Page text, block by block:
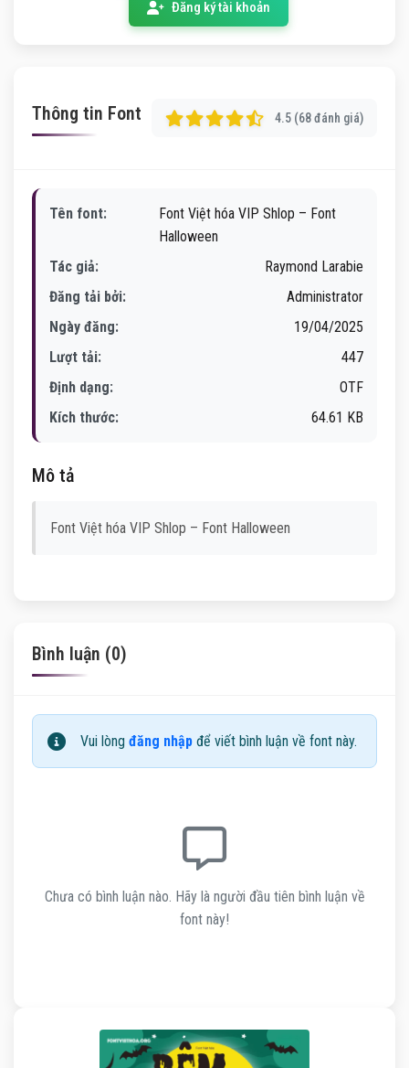
Đăng ký tài khoản
Thông tin Font 4.5 (68 đánh giá)
Tên font:
Font Việt hóa VIP Shlop – Font
Halloween
Tác giả:
Raymond Larabie
Đăng tải bởi:
Administrator
Ngày đăng:
19/04/2025
Lượt tải:
447
Định dạng:
OTF
Kích thước:
64.61 KB
Mô tả
Font Việt hóa VIP Shlop – Font Halloween
Bình luận (0)
Vui lòng đăng nhập để viết bình luận về font này.
Chưa có bình luận nào. Hãy là người đầu tiên bình luận về
font này!